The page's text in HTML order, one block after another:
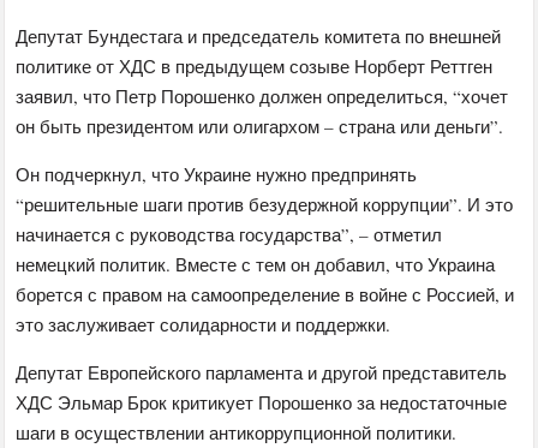
Депутат Бундестага и председатель комитета по внешней
политике от ХДС в предыдущем созыве Норберт Реттген
заявил, что Петр Порошенко должен определиться, “хочет
он быть президентом или олигархом – страна или деньги”.
Он подчеркнул, что Украине нужно предпринять
“решительные шаги против безудержной коррупции”. И это
начинается с руководства государства”, – отметил
немецкий политик. Вместе с тем он добавил, что Украина
борется с правом на самоопределение в войне с Россией, и
это заслуживает солидарности и поддержки.
Депутат Европейского парламента и другой представитель
ХДС Эльмар Брок критикует Порошенко за недостаточные
шаги в осуществлении антикоррупционной политики.